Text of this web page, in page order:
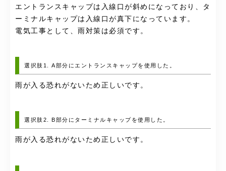
エントランスキャップは入線口が斜めになっており、タ
ーミナルキャップは入線口が真下になっています。
電気工事として、雨対策は必須です。
選択肢1. A部分にエントランスキャップを使用した。
雨が入る恐れがないため正しいです。
選択肢2. B部分にターミナルキャップを使用した。
雨が入る恐れがないため正しいです。